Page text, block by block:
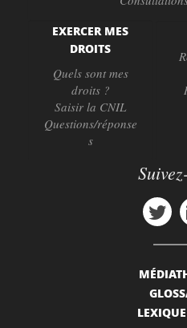
EXERCER MES
DROITS
Quels sont mes
droits ?
Saisir la CNIL
Questions/réponse
s